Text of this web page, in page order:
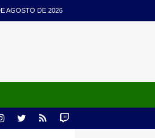
AGOSTO DE 2026